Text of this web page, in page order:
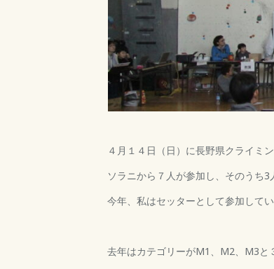
４月１４日（日）に長野県クライミ
ソラニから７人が参加し、そのうち3
今年、私はセッターとして参加して
去年はカテゴリーがM1、M2、M3と